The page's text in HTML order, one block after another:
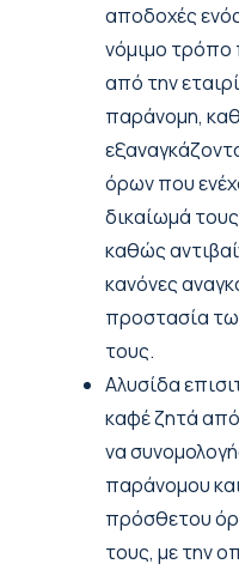
αποδοχές
νόμιμο τρόπο
από την
παράνομη,
όρων που
δικαίωμά
καθώς
κανόνες
προστασία
τους.
Αλυσίδα
καφέ ζητά
να
παράνομου
πρόσθετου
τους, με την